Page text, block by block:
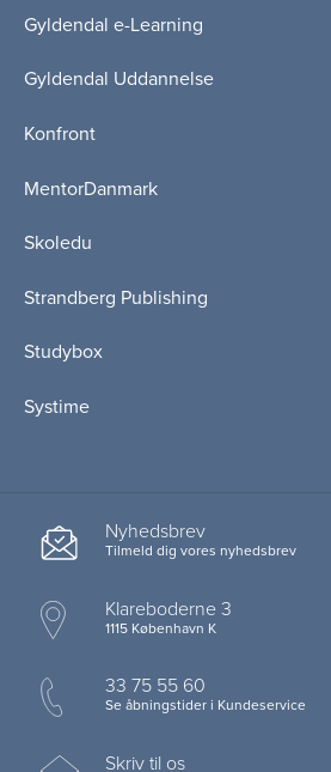
Gyldendal e-Learning
Gyldendal Uddannelse
Konfront
MentorDanmark
Skoledu
Strandberg Publishing
Studybox
Systime
Nyhedsbrev
Tilmeld dig vores nyhedsbrev
Klareboderne 3
1115 København K
33 75 55 60
Se åbningstider i Kundeservice
Skriv til os